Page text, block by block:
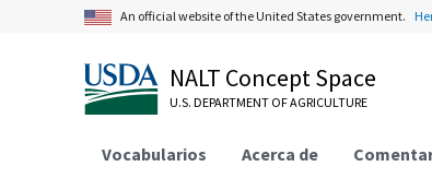
An official website of the United States government.
NALT Concept Space
U.S. DEPARTMENT OF AGRICULTURE
Vocabularios Acerca de
educación
embriología
epidemiología
especies químicas
etiología
fisiología
fisiopatología